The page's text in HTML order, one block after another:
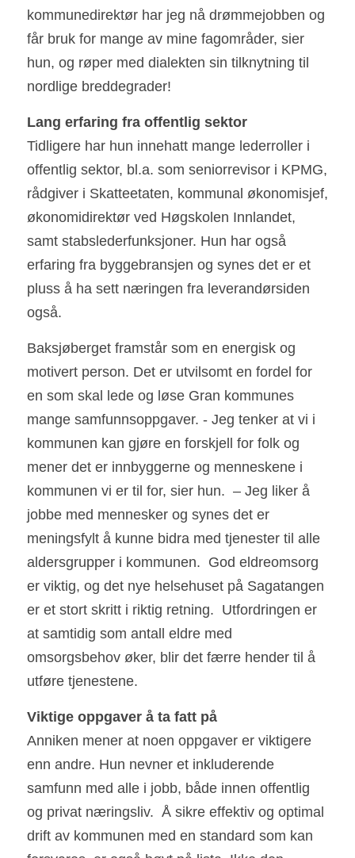
kommunedirektør har jeg nå drømmejobben og
får bruk for mange av mine fagområder, sier
hun, og røper med dialekten sin tilknytning til
L
Tidligere har hun innehatt mange lederroller i
offentlig sektor, bl.a. som seniorrevisor i KPMG,
rådgiver i Skatteetaten, kommunal økonomisjef,
økonomidirektør ved Høgskolen Innlandet,
samt stabslederfunksjoner. Hun har også
erfaring fra byggebransjen og synes det er et
pluss å ha sett næringen fra leverandørsiden
også.
Baksjøberget framstår som en energisk og
motivert person. Det er utvilsomt en fordel for
en som skal lede og løse Gran kommunes
mange samfunnsoppgaver. - Jeg tenker at vi i
kommunen kan gjøre en forskjell for folk og
mener det er innbyggerne og menneskene i
kommunen vi er til for, sier hun.  – Jeg liker å
jobbe med mennesker og synes det er
meningsfylt å kunne bidra med tjenester til alle
aldersgrupper i kommunen.  God eldreomsorg
er viktig, og det nye helsehuset på Sagatangen
er et stort skritt i riktig retning.  Utfordringen er
at samtidig som antall eldre med
omsorgsbehov øker, blir det færre hender til å
Vi k
Anniken mener at noen oppgaver er viktigere
enn andre. Hun nevner et inkluderende
samfunn med alle i jobb, både innen offentlig
og privat næringsliv.  Å sikre effektiv og optimal
drift av kommunen med en standard som kan